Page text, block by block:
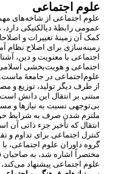
علوم اجتماعی
علوم اجتماعی از شاخههای
عمومی رابطۀ دیالکتیکی
کمک آن زمینۀ تغییرات و
زمینهسازی برای اصلاح نظام
اجتماعی با معنویت و دین،
اجتماعی و هویتبخشی اسلامی
علوم اجتماعی در جامعۀ ماست.
از طرف دیگر تولید، توزیع و
مبتنی بر انتقال این دانش
بیتوجهی نسبت به نیازها و
ملتزم شدن صرف به شرایط
انتقال که تأخیر جزء ذاتی
کنترل اجتماعی برای تداوم و
گروه داوران علوم اجتماعی،
مختصراً اشاره شد، به
علوم اجتماعی پیشنهاد می